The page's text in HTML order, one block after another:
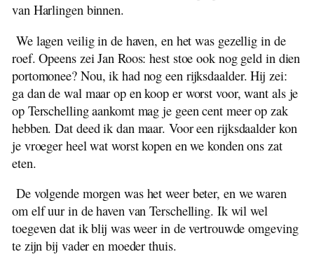
van Harlingen binnen.
We lagen veilig in de haven, en het was gezellig in de
roef. Opeens zei Jan Roos: hest stoe ook nog geld in dien
portomonee? Nou, ik had nog een rijksdaalder. Hij zei:
ga dan de wal maar op en koop er worst voor, want als je
op Terschelling aankomt mag je geen cent meer op zak
hebben. Dat deed ik dan maar. Voor een rijksdaalder kon
je vroeger heel wat worst kopen en we konden ons zat
eten.
De volgende morgen was het weer beter, en we waren
om elf uur in de haven van Terschelling. Ik wil wel
toegeven dat ik blij was weer in de vertrouwde omgeving
te zijn bij vader en moeder thuis.